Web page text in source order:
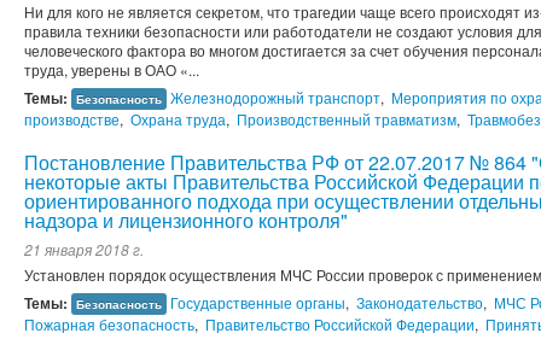
Ни для кого не является секретом, что трагедии чаще всего происходят
правила техники безопасности или работодатели не создают условия
человеческого фактора во многом достигается за счет обучения
труда, уверены в ОАО «...
Темы: Безопасность Железнодорожный транспорт, Мероприятия по
производстве, Охрана труда, Производственный травматизм,
Постановление Правительства РФ от 22.07.2017 № 864
некоторые акты Правительства Российской Федерации
ориентированного подхода при осуществлении
надзора и лицензионного контроля"
21 января 2018 г.
Установлен порядок осуществления МЧС России проверок с
Темы: Безопасность Государственные органы, Законодательство, МЧС
Пожарная безопасность, Правительство Российской Федерации,